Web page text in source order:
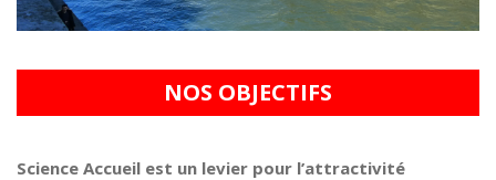
NOS OBJECTIFS
Science Accueil est un levier pour l’attractivité